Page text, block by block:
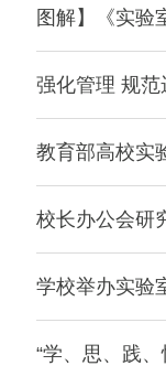
图解】《实验
强化管理 规
教育部高校实
校长办公会研
学校举办实验
“学、思、践